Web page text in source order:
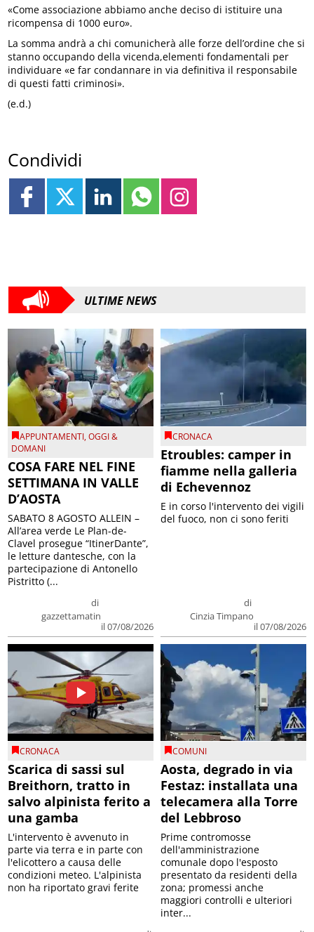
«Come associazione abbiamo anche deciso di istituire una
ricompensa di 1000 euro».
La somma andrà a chi comunicherà alle forze dell’ordine che si
stanno occupando della vicenda,elementi fondamentali per
individuare «e far condannare in via definitiva il responsabile
di questi fatti criminosi».
(e.d.)
Condividi
ULTIME NEWS
APPUNTAMENTI,OGGI &
DOMANI
COSA FARE NEL FINE
SETTIMANA IN VALLE
D’AOSTA
di
gazzettamatin
il 07/08/2026
SABATO 8 AGOSTO ALLEIN –
All’area verde Le Plan-de-
Clavel prosegue “ItinerDante”,
le letture dantesche, con la
partecipazione di Antonello
Pistritto (...
CRONACA
Etroubles: camper in
fiamme nella galleria
di Echevennoz
di
Cinzia Timpano
il 07/08/2026
E in corso l'intervento dei vigili
del fuoco, non ci sono feriti
CRONACA
Scarica di sassi sul
Breithorn, tratto in
salvo alpinista ferito a
una gamba
L'intervento è avvenuto in
parte via terra e in parte con
l'elicottero a causa delle
condizioni meteo. L'alpinista
non ha riportato gravi ferite
COMUNI
Aosta, degrado in via
Festaz: installata una
telecamera alla Torre
del Lebbroso
Prime contromosse
dell'amministrazione
comunale dopo l'esposto
presentato da residenti della
zona; promessi anche
maggiori controlli e ulteriori
inter...